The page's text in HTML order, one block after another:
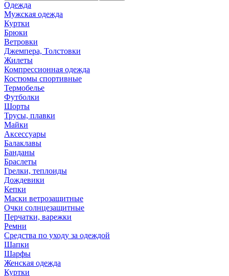
Одежда
Мужская одежда
Куртки
Брюки
Ветровки
Джемпера, Толстовки
Жилеты
Компрессионная одежда
Костюмы спортивные
Термобелье
Футболки
Шорты
Трусы, плавки
Майки
Аксессуары
Балаклавы
Банданы
Браслеты
Грелки, теплоиды
Дождевики
Кепки
Маски ветрозащитные
Очки солнцезащитные
Перчатки, варежки
Ремни
Средства по уходу за одеждой
Шапки
Шарфы
Женская одежда
Куртки